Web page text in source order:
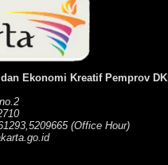
Ekonomi Kreatif Pemprov DKI
(Office Hour)